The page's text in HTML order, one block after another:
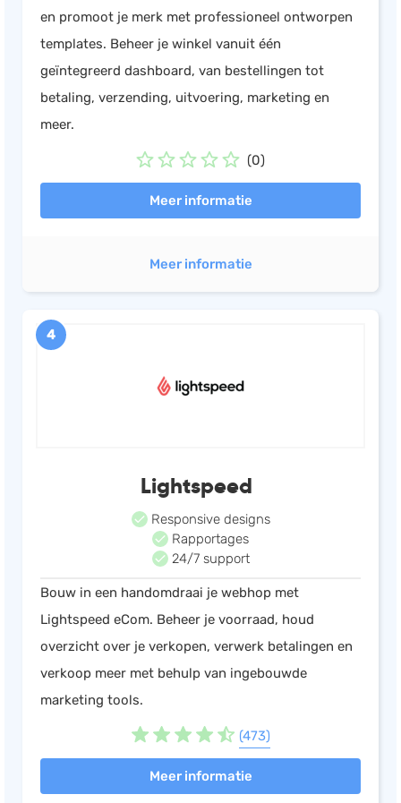
en promoot je merk met professioneel ontworpen
templates. Beheer je winkel vanuit één
geïntegreerd dashboard, van bestellingen tot
betaling, verzending, uitvoering, marketing en
meer.
(0)
Meer informatie
Meer informatie
4
Lightspeed
Responsive designs
Rapportages
24/7 support
Bouw in een handomdraai je webhop met
Lightspeed eCom. Beheer je voorraad, houd
overzicht over je verkopen, verwerk betalingen en
verkoop meer met behulp van ingebouwde
marketing tools.
(473)
Meer informatie